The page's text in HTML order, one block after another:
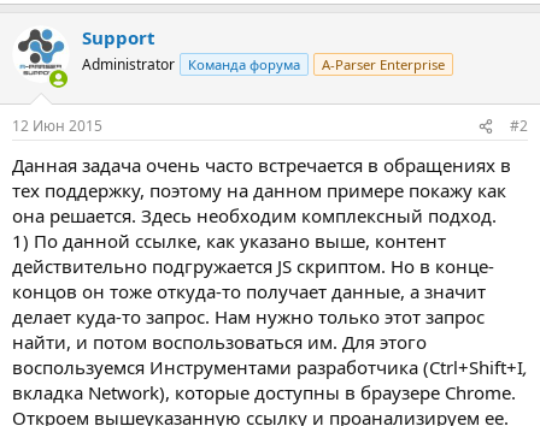
Support
Administrator Команда форума A-Parser Enterprise
12 Июн 2015 #2
Данная задача очень часто встречается в обращениях в
тех поддержку, поэтому на данном примере покажу как
она решается. Здесь необходим комплексный подход.
1) По данной ссылке, как указано выше, контент
действительно подгружается JS скриптом. Но в конце-
концов он тоже откуда-то получает данные, а значит
делает куда-то запрос. Нам нужно только этот запрос
найти, и потом воспользоваться им. Для этого
воспользуемся Инструментами разработчика (Ctrl+Shift+I,
вкладка Network), которые доступны в браузере Chrome.
Откроем вышеуказанную ссылку и проанализируем ее.